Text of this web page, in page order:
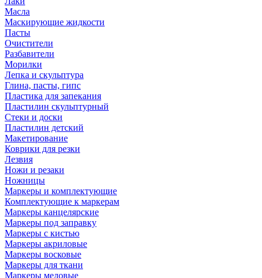
Масла
Маскирующие жидкости
Пасты
Очистители
Разбавители
Морилки
Лепка и скульптура
Глина, пасты, гипс
Пластика для запекания
Пластилин скульптурный
Стеки и доски
Пластилин детский
Макетирование
Коврики для резки
Лезвия
Ножи и резаки
Ножницы
Маркеры и комплектующие
Комплектующие к маркерам
Маркеры канцелярские
Маркеры под заправку
Маркеры с кистью
Маркеры акриловые
Маркеры восковые
Маркеры для ткани
Маркеры меловые